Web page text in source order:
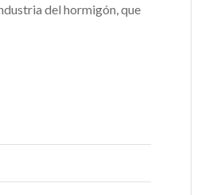
del hormigón, que